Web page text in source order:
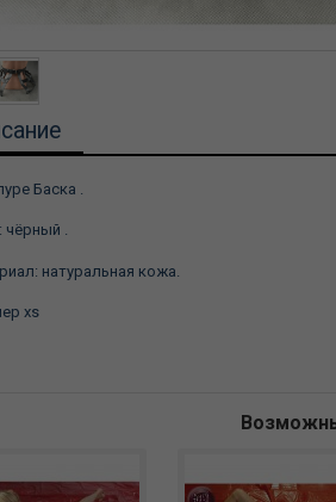
Баска .
чёрный .
натуральная кожа.
xs